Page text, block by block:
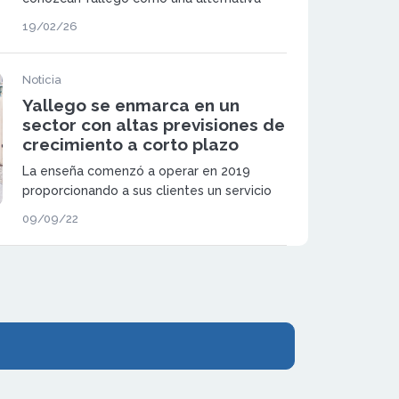
19/02/26
Noticia
Yallego se enmarca en un
sector con altas previsiones de
crecimiento a corto plazo
La enseña comenzó a operar en 2019
proporcionando a sus clientes un servicio
garantizaba un trato cercano y tarifas
económicas.
09/09/22